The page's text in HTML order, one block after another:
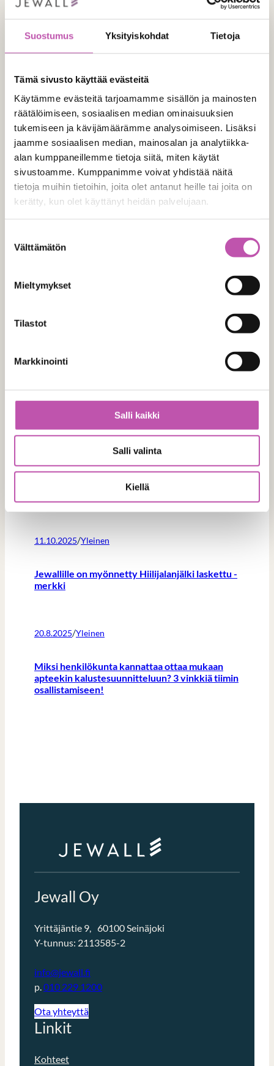
Suostumus Yksityiskohdat Tietoja
Tämä sivusto käyttää evästeitä
Käytämme evästeitä tarjoamamme sisällön ja mainosten
räätälöimiseen, sosiaalisen median ominaisuuksien
tukemiseen ja kävijämäärämme analysoimiseen. Lisäksi
jaamme sosiaalisen median, mainosalan ja analytiikka-
alan kumppaneillemme tietoja siitä, miten käytät
sivustoamme. Kumppanimme voivat yhdistää näitä
tietoja muihin tietoihin, joita olet antanut heille tai joita on
kerätty, kun olet käyttänyt heidän palvelujaan.
valinta
Välttämätön
Mieltymykset
Tilastot
Markkinointi
Salli kaikki
Salli valinta
Kiellä
Akustiikka voi antaa myös uutta
ilmettä apteekkiin
Jos apteekissa ja erityisesti reseptitiskin läheisyydessä
on paljon kovaa seinäpintaa, kysy meiltä ehdotusta
seinälle sijoitettavista akustiikkalevyistä. Tänä päivänä
on saatavilla näyttäviä ja yksilöllisiä akustiikkalevyjä,
joten halutessasi apteekkiisi on mahdollista saada
samalla uutta ilmettä. Myös katto voi olla mahdollinen
paikka akustiikkalevyille.
Muuttaako apteekki uusiin tiloihin tai remontoidaanko
vanhaa? Me autamme sinua. Ota yhteyttä!
557 317,marko.ojala@jewall.fi
Lisää ajankohtaisia
23.2.2026
Vinkkejä apteekin katteellisen myynnin
Lääkelaatikosto vai apteekkirobotti?
11.10.2025/Yleinen
Jewallille on myönnetty Hiilijalanjälki laskettu -
merkki
20.8.2025/Yleinen
Miksi henkilökunta kannattaa ottaa mukaan
apteekin kalustesuunnitteluun? 3 vinkkiä tiimin
osallistamiseen!
Jewall Oy
Yrittäjäntie 9, 60100 Seinäjoki
Y-tunnus: 2113585-2
info@jewall.fi
p.010 229 1200
Ota yhteyttä
Linkit
Kohteet